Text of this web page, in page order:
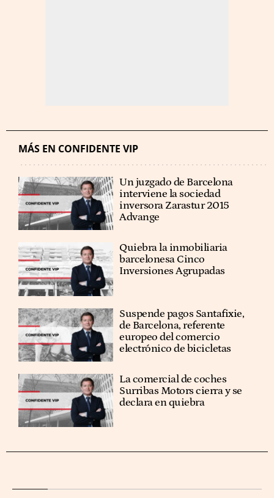
MÁS EN CONFIDENTE VIP
Un juzgado de Barcelona
interviene la sociedad
inversora Zarastur 2015
Advange
Quiebra la inmobiliaria
barcelonesa Cinco
Inversiones Agrupadas
Suspende pagos Santafixie,
de Barcelona, referente
europeo del comercio
electrónico de bicicletas
La comercial de coches
Surribas Motors cierra y se
declara en quiebra